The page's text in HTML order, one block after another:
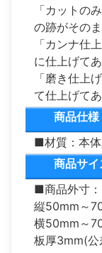
「カットの
の跡がその
「カンナ仕
に仕上げてあ
「磨き仕上
て仕上げてあ
商品仕様
■材質：本
商品サイ
■商品外寸：
縦50mm～
横50mm～
板厚3mm(